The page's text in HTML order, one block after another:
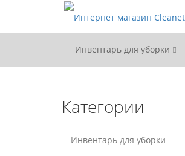
Инвентарь для уборки
Категории
Инвентарь для уборки